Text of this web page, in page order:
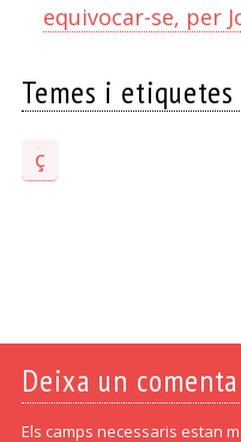
equivocar-se, per
Temes i etiquetes
ç
Deixa un
Els camps necessaris estan